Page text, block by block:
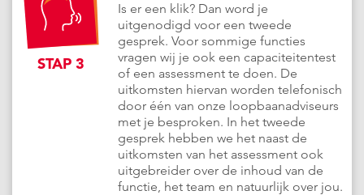
STAP 3
Is er een klik? Dan word je
uitgenodigd voor een tweede
gesprek. Voor sommige functies
vragen wij je ook een capaciteitentest
of een assessment te doen. De
uitkomsten hiervan worden telefonisch
door één van onze loopbaanadviseurs
met je besproken. In het tweede
gesprek hebben we het naast de
uitkomsten van het assessment ook
uitgebreider over de inhoud van de
functie, het team en natuurlijk over jou.